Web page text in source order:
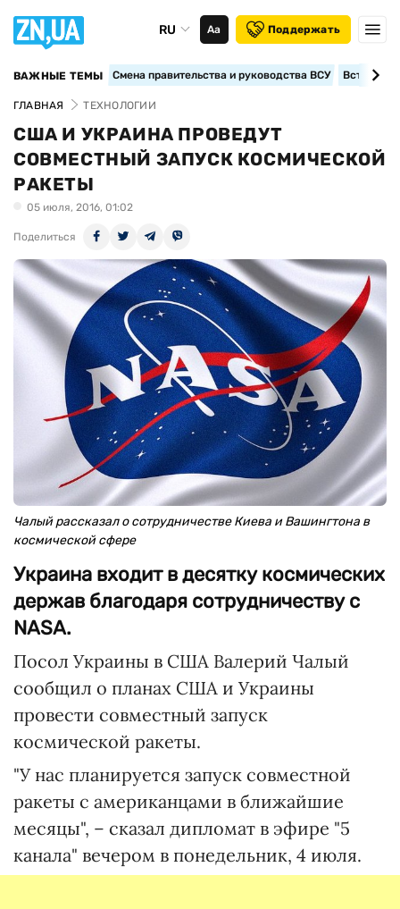
RU Аа Поддержать
ВАЖНЫЕ ТЕМЫ Смена правительства и руководства ВСУ
ГЛАВНАЯ ТЕХНОЛОГИИ
США И УКРАИНА ПРОВЕДУТ
СОВМЕСТНЫЙ ЗАПУСК КОСМИЧЕСКОЙ
РАКЕТЫ
05 июля, 2016, 01:02
Поделиться
Чалый рассказал о сотрудничестве Киева и Вашингтона в
космической сфере
Украина входит в десятку космических
держав благодаря сотрудничеству с
NASA.
Посол Украины в США Валерий Чалый
сообщил о планах США и Украины
провести совместный запуск
космической ракеты.
"У нас планируется запуск совместной
ракеты с американцами в ближайшие
месяцы", – сказал дипломат в эфире "5
канала" вечером в понедельник, 4 июля.